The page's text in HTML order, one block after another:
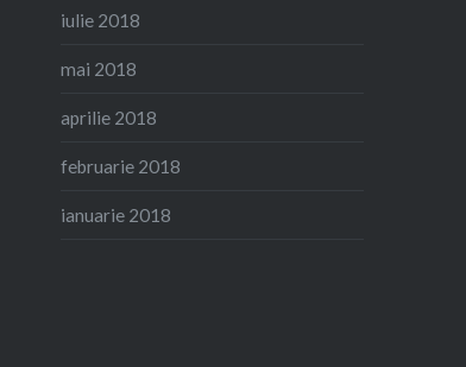
iulie 2018
mai 2018
aprilie 2018
februarie 2018
ianuarie 2018